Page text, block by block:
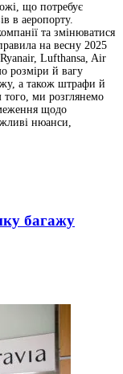
що потребує
в аеропорту.
та змінюватися
на весну 2025
Ryanair, Lufthansa, Air
розміри й вагу
а також штрафи й
того, ми розглянемо
щодо
нюанси,
багажу